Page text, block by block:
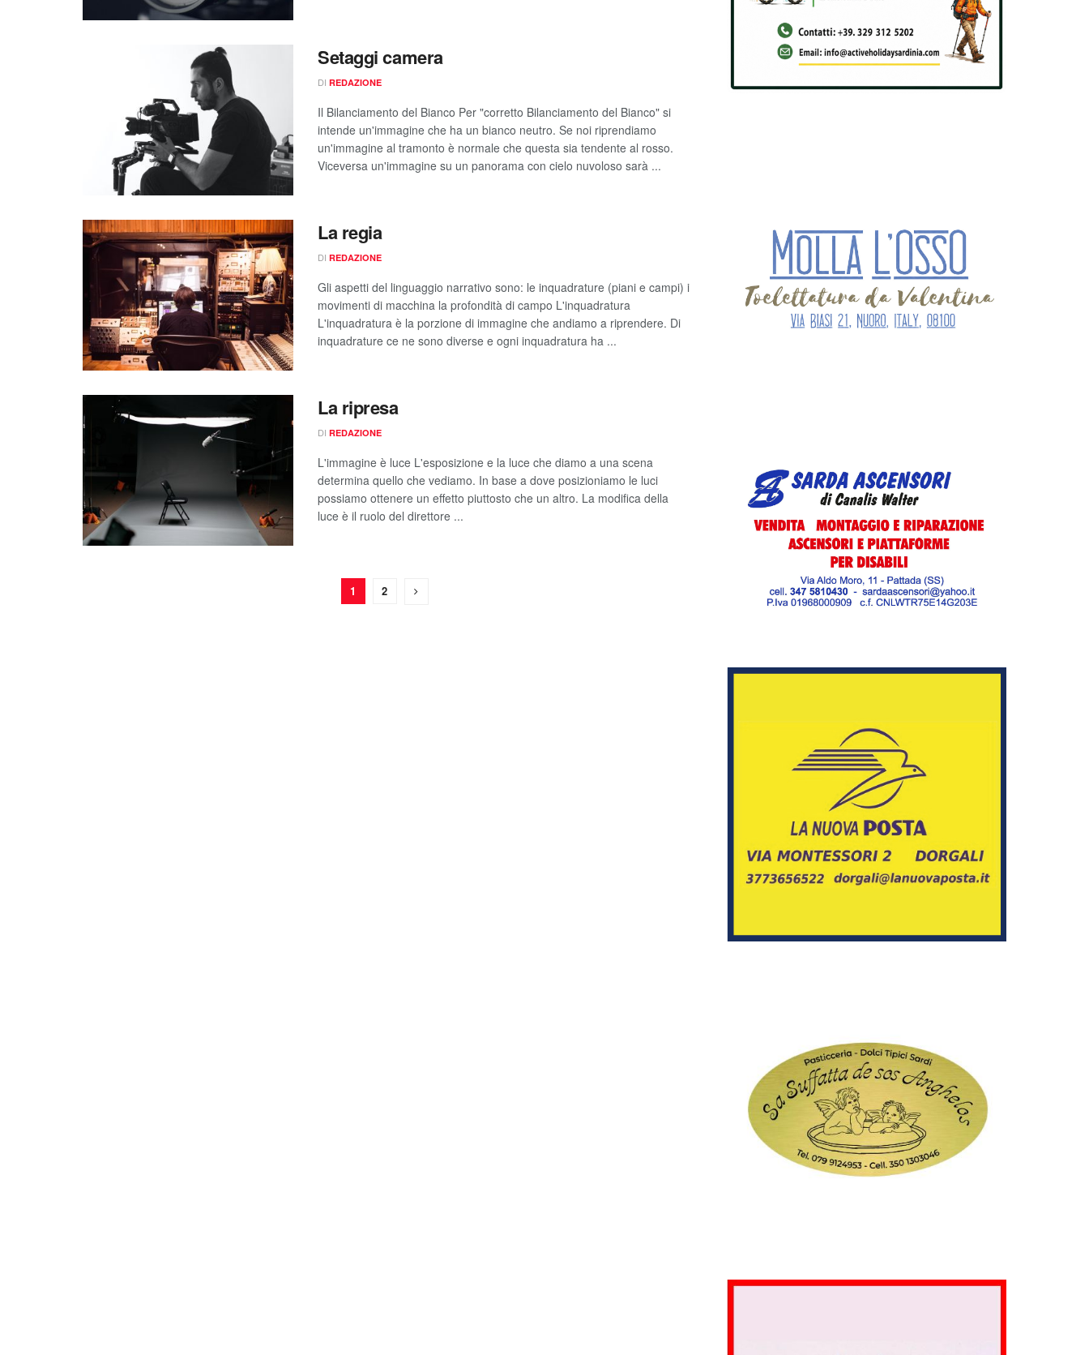
Setaggi camera
DI REDAZIONE
Il Bilanciamento del Bianco Per "corretto Bilanciamento del Bianco" si
intende un'immagine che ha un bianco neutro. Se noi riprendiamo
un'immagine al tramonto è normale che questa sia tendente al rosso.
Viceversa un'immagine su un panorama con cielo nuvoloso sarà ...
La regia
DI REDAZIONE
Gli aspetti del linguaggio narrativo sono: le inquadrature (piani e campi) i
movimenti di macchina la profondità di campo L'inquadratura
L'inquadratura è la porzione di immagine che andiamo a riprendere. Di
inquadrature ce ne sono diverse e ogni inquadratura ha ...
La ripresa
DI REDAZIONE
L'immagine è luce L'esposizione e la luce che diamo a una scena
determina quello che vediamo. In base a dove posizioniamo le luci
possiamo ottenere un effetto piuttosto che un altro. La modifica della
luce è il ruolo del direttore ...
1 2